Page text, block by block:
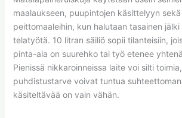
maalaukseen, puupintojen käsittelyyn
peittomaaleihin, kun halutaan tasainen
telatyötä. 10 litran säiliö sopii tilanteisiin,
pinta-ala on suurehko tai työ etenee
Pienissä nikkaroinneissa laite voi silti
puhdistustarve voivat tuntua
käsiteltävää on vain vähän.